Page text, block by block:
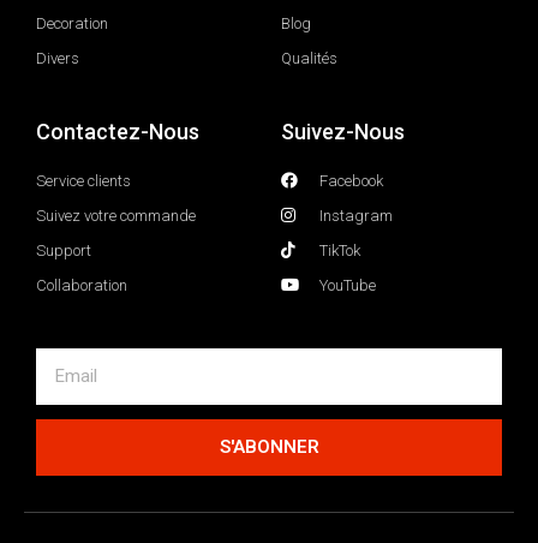
Decoration
Divers
Blog
Qualités
Contactez-Nous
Service clients
Suivez votre commande
Support
Collaboration
Suivez-Nous
Facebook
Instagram
TikTok
YouTube
S'ABONNER